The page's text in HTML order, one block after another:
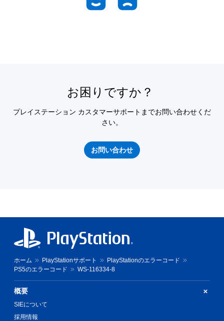
お困りですか？
プレイステーション カスタマーサポートまでお問い合わせくだ
さい。
お問い合わせ
ホーム PlayStationサポート
PlayStationのエラーコード
PS5のエラーコード
WS-116334-8
概要
SIEについて
採用情報